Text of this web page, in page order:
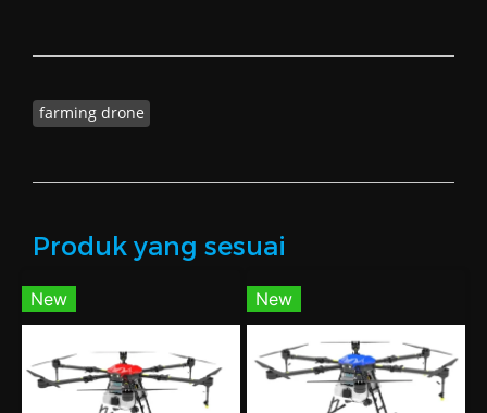
farming drone
Produk yang sesuai
New New